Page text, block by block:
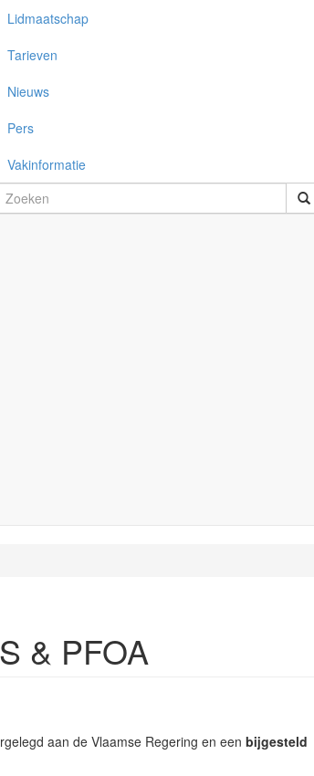
Lidmaatschap
Tarieven
Nieuws
Pers
Vakinformatie
& PFOA
aan de Vlaamse Regering en een bijgesteld